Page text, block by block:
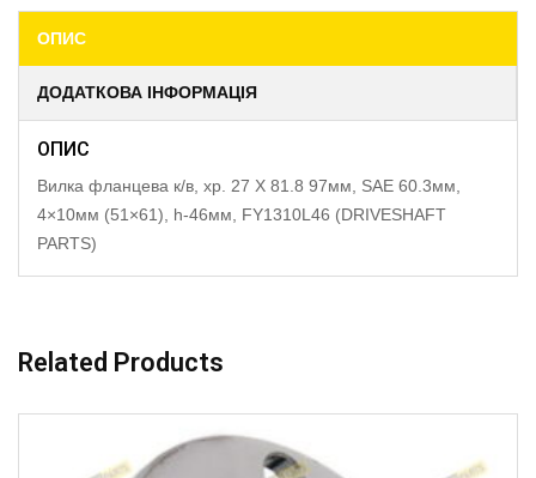
ОПИС
ДОДАТКОВА ІНФОРМАЦІЯ
ОПИС
Вилка фланцева к/в, хр. 27 X 81.8 97мм, SAE 60.3мм,
4×10мм (51×61), h-46мм, FY1310L46 (DRIVESHAFT
PARTS)
Related Products